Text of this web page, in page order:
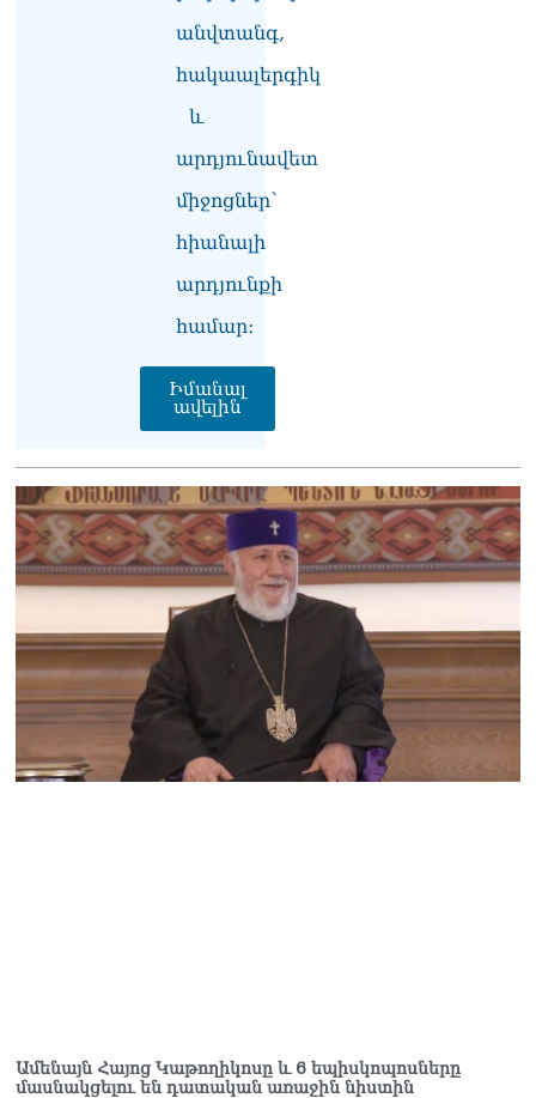
անվտանգ,
հակաալերգիկ
և
արդյունավետ
միջոցներ՝
հիանալի
արդյունքի
համար։
Իմանալ
ավելին
Ամենայն Հայոց Կաթողիկոսը և 6 եպիսկոպոսները
մասնակցելու են դատական առաջին նիստին